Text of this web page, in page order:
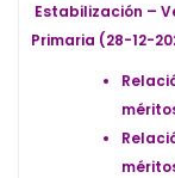
Estabilización –
Primaria (28-12-